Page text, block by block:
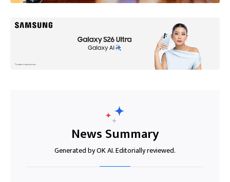
News Summary
Generated by OK AI. Editorially reviewed.